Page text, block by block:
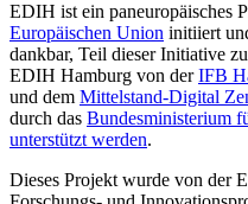
EDIH ist ein paneuropäisches
Europäischen Union initiiert
dankbar, Teil dieser Initiative
EDIH Hamburg von derIFB
und dem Mittelstand-Digital
durch das Bundesministerium
unterstützt werden.
Dieses Projekt wurde von der